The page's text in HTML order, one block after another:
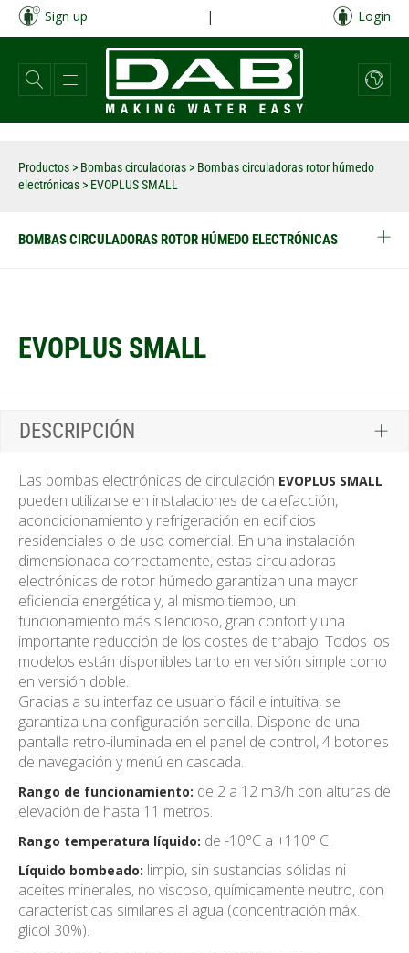
Pasar
contenido
principal
Sign up | Login
Productos > Bombas circuladoras > Bombas circuladoras rotor húmedo
electrónicas > EVOPLUS SMALL
BOMBAS CIRCULADORAS ROTOR HÚMEDO ELECTRÓNICAS
EVOPLUS SMALL
DESCRIPCIÓN
Las bombas electrónicas de circulación EVOPLUS SMALL
pueden utilizarse en instalaciones de calefacción,
acondicionamiento y refrigeración en edificios
residenciales o de uso comercial. En una instalación
dimensionada correctamente, estas circuladoras
electrónicas de rotor húmedo garantizan una mayor
eficiencia energética y, al mismo tiempo, un
funcionamiento más silencioso, gran confort y una
importante reducción de los costes de trabajo. Todos los
modelos están disponibles tanto en versión simple como
en versión doble.
Gracias a su interfaz de usuario fácil e intuitiva, se
garantiza una configuración sencilla. Dispone de una
pantalla retro-iluminada en el panel de control, 4 botones
de navegación y menú en cascada.
Rango de funcionamiento: de 2 a 12 m3/h con alturas de
elevación de hasta 11 metros.
Rango temperatura líquido: de -10°C a +110° C.
Líquido bombeado: limpio, sin sustancias sólidas ni
aceites minerales, no viscoso, químicamente neutro, con
características similares al agua (concentración máx.
glicol 30%).